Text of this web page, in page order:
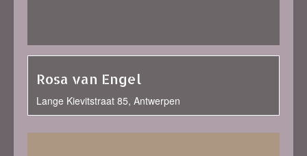
Rosa van Engel
Lange Kievitstraat 85, Antwerpen